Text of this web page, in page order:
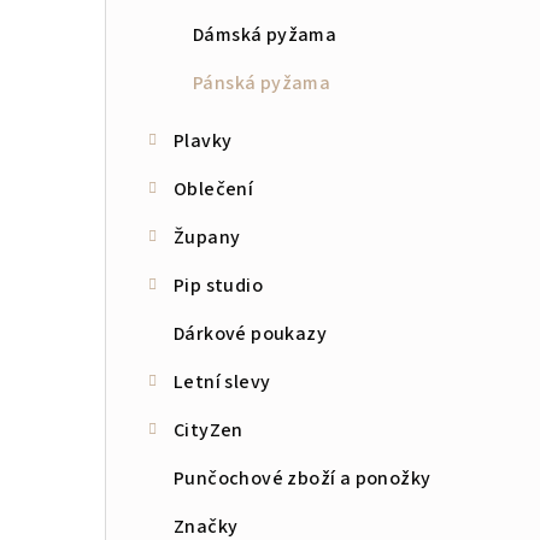
Dámská pyžama
Pánská pyžama
Plavky
Oblečení
Župany
Pip studio
Dárkové poukazy
Letní slevy
CityZen
Punčochové zboží a ponožky
Značky